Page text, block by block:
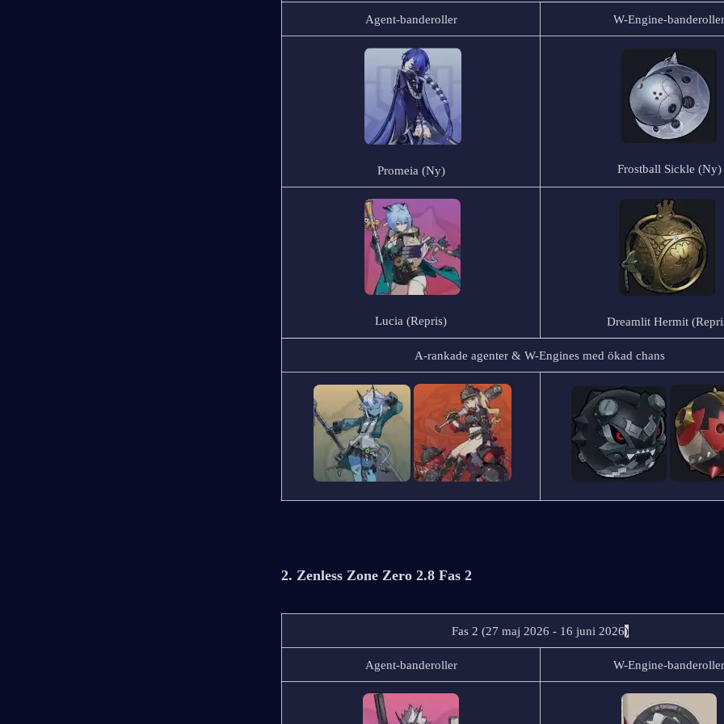
Agent-banderoller W-Engine-banderoller
Promeia (Ny) Frostball Sickle (Ny)
Lucia (Repris) Dreamlit Hermit
A-rankade agenter & W-Engines med ökad chans
2. Zenless Zone Zero 2.8 Fas 2
Fas 2 (27 maj 2026 - 16 juni 2026)
Agent-banderoller W-Engine-banderoller